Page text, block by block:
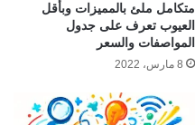
متكامل ملئ بالمميزات وبأقل
العيوب تعرف على جدول
المواصفات والسعر
8 مارس، 2022